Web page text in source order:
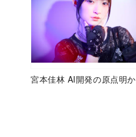
宮本佳林 AI開発の原点明